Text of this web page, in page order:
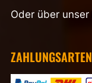
Oder über unser
ZAHLUNGSARTEN